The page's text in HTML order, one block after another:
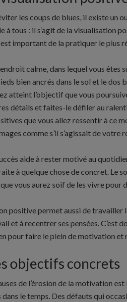
les coups de blues, il existe un
à tous : il s’agit de la visualisation
important de la pratiquer le plus
calme, dans lequel vous êtes
bien ancrés dans le sol et le dos
atteint l’objectif que vous
détails et faites-le défiler au
que vous allez ressentir à ce
comme s’il s’agissait de votre
aide à rester motivé au
à quelque chose de concret. Le
vous aurez soif de les vivre pour
positive permet aussi de travailler
et à recentrer ses pensées. C’est
pour faire le plein de motivation
objectifs concrets
de l’érosion de la motivation
le temps. Des défauts qui